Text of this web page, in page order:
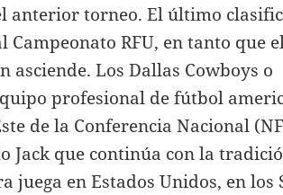
anterior torneo. El último
Campeonato RFU, en tanto que
asciende. Los Dallas Cowboys o
profesional de fútbol
de la Conferencia Nacional
Jack que continúa con la
en Estados Unidos, en los